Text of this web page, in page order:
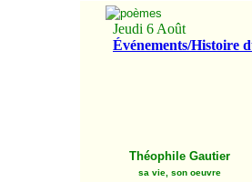
Théophile Gautier
sa vie, son oeuvre